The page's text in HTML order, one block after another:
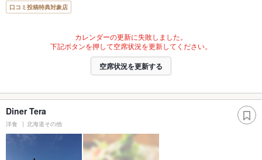
口コミ投稿特典対象店
カレンダーの更新に失敗しました。
下記ボタンを押して空席状況を更新してください。
空席状況を更新する
Diner Tera
洋食 北海道その他